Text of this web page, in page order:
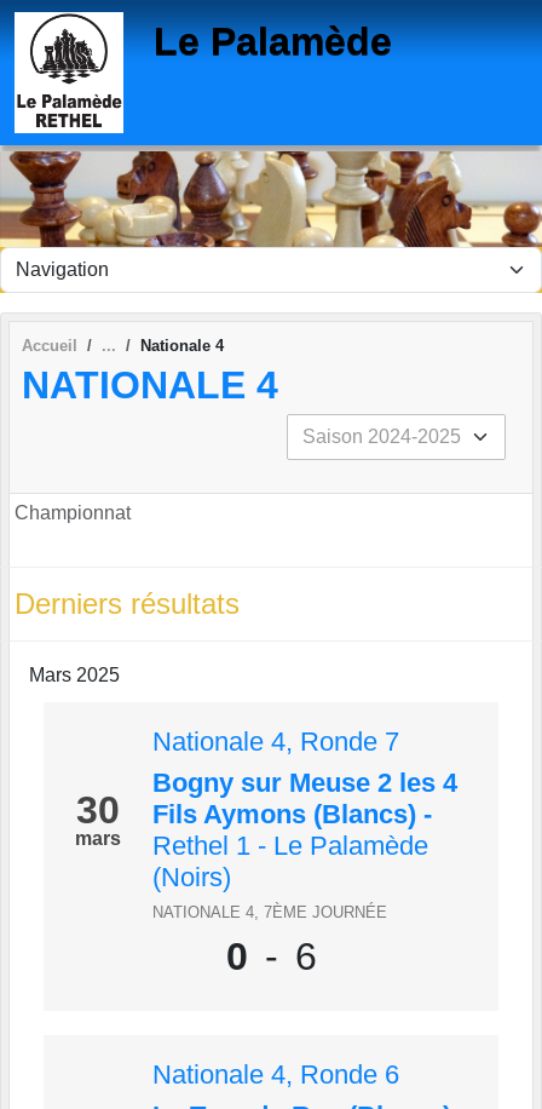
Le Palamède
Accueil Nationale 4
NATIONALE 4
Championnat
Derniers résultats
Mars 2025
30
mars
Nationale 4, Ronde 7
Bogny sur Meuse 2 les 4
Fils Aymons (Blancs) -
Rethel 1 - Le Palamède
(Noirs)
NATIONALE 4, 7ÈME JOURNÉE
0 - 6
Nationale 4, Ronde 6
Panneau de gestion des cookies